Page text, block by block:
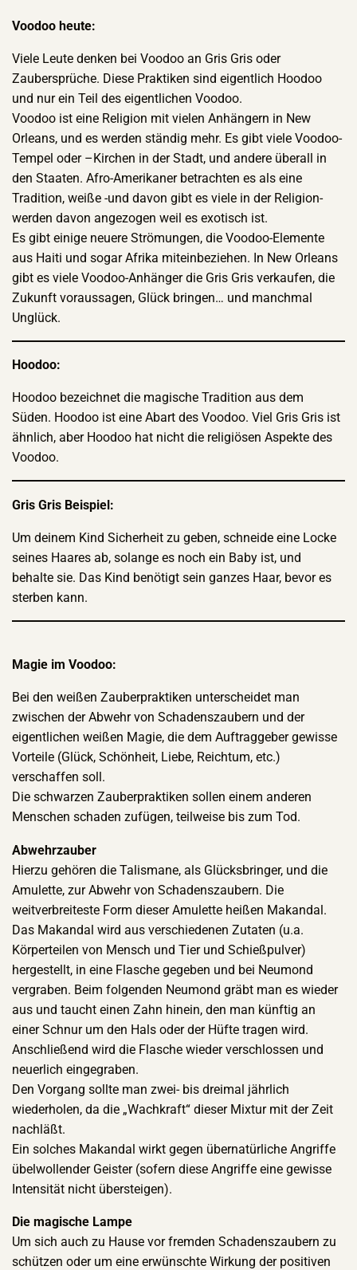
Voodoo heute:
Viele Leute denken bei Voodoo an Gris Gris oder
Zaubersprüche. Diese Praktiken sind eigentlich Hoodoo
und nur ein Teil des eigentlichen Voodoo.
Voodoo ist eine Religion mit vielen Anhängern in New
Orleans, und es werden ständig mehr. Es gibt viele Voodoo-
Tempel oder –Kirchen in der Stadt, und andere überall in
den Staaten. Afro-Amerikaner betrachten es als eine
Tradition, weiße -und davon gibt es viele in der Religion-
werden davon angezogen weil es exotisch ist.
Es gibt einige neuere Strömungen, die Voodoo-Elemente
aus Haiti und sogar Afrika miteinbeziehen. In New Orleans
gibt es viele Voodoo-Anhänger die Gris Gris verkaufen, die
Zukunft voraussagen, Glück bringen… und manchmal
Unglück.
Hoodoo:
Hoodoo bezeichnet die magische Tradition aus dem
Süden. Hoodoo ist eine Abart des Voodoo. Viel Gris Gris ist
ähnlich, aber Hoodoo hat nicht die religiösen Aspekte des
Voodoo.
Gris Gris Beispiel:
Um deinem Kind Sicherheit zu geben, schneide eine Locke
seines Haares ab, solange es noch ein Baby ist, und
behalte sie. Das Kind benötigt sein ganzes Haar, bevor es
sterben kann.
Magie im Voodoo:
Bei den weißen Zauberpraktiken unterscheidet man
zwischen der Abwehr von Schadenszaubern und der
eigentlichen weißen Magie, die dem Auftraggeber gewisse
Vorteile (Glück, Schönheit, Liebe, Reichtum, etc.)
verschaffen soll.
Die schwarzen Zauberpraktiken sollen einem anderen
Menschen schaden zufügen, teilweise bis zum Tod.
Abwehrzauber
Hierzu gehören die Talismane, als Glücksbringer, und die
Amulette, zur Abwehr von Schadenszaubern. Die
weitverbreiteste Form dieser Amulette heißen Makandal.
Das Makandal wird aus verschiedenen Zutaten (u.a.
Körperteilen von Mensch und Tier und Schießpulver)
hergestellt, in eine Flasche gegeben und bei Neumond
vergraben. Beim folgenden Neumond gräbt man es wieder
aus und taucht einen Zahn hinein, den man künftig an
einer Schnur um den Hals oder der Hüfte tragen wird.
Anschließend wird die Flasche wieder verschlossen und
neuerlich eingegraben.
Den Vorgang sollte man zwei- bis dreimal jährlich
wiederholen, da die „Wachkraft“ dieser Mixtur mit der Zeit
nachläßt.
Ein solches Makandal wirkt gegen übernatürliche Angriffe
übelwollender Geister (sofern diese Angriffe eine gewisse
Intensität nicht übersteigen).
Die magische Lampe
Um sich auch zu Hause vor fremden Schadenszaubern zu
schützen oder um eine erwünschte Wirkung der positiven